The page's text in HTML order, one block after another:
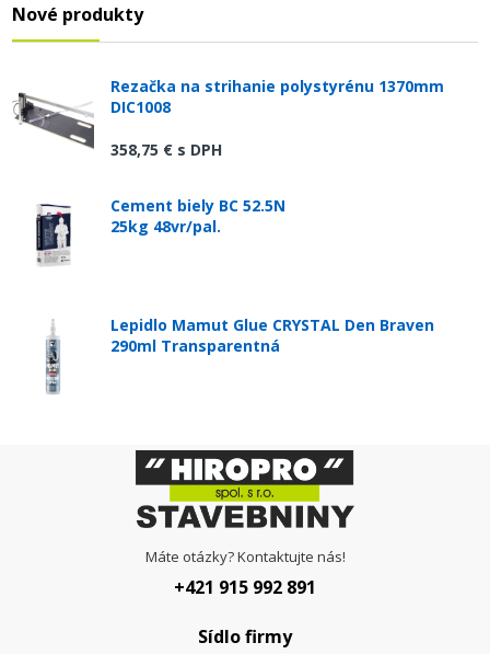
Nové produkty
Rezačka na strihanie polystyrénu 1370mm
DIC1008
358,75 € s DPH
Cement biely BC 52.5N
25kg 48vr/pal.
Lepidlo Mamut Glue CRYSTAL Den Braven
290ml Transparentná
Máte otázky? Kontaktujte nás!
+421 915 992 891
Sídlo firmy